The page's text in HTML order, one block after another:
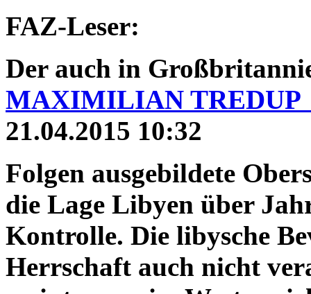
FAZ-Leser:
Der auch in
MAXIMILIAN TREDUP
21.04.2015 10:32
Folgen ausgebildete
die Lage Libyen über
Kontrolle. Die libysche
Herrschaft auch nicht